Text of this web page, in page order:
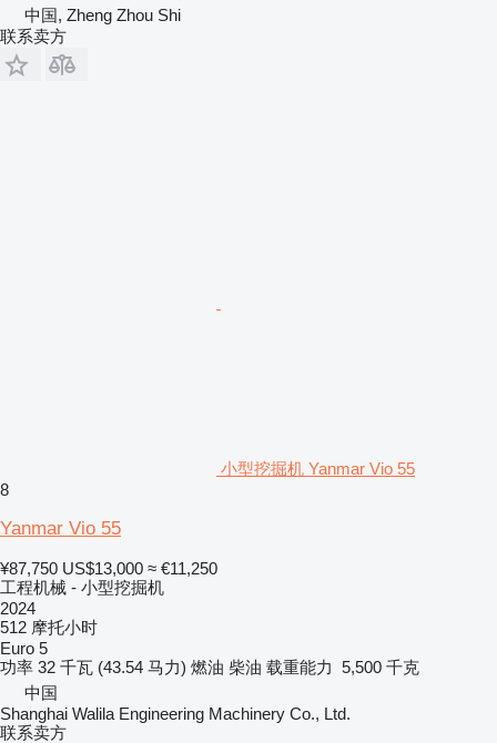
中国, Zheng Zhou Shi
联系卖方
小型挖掘机 Yanmar Vio 55
8
Yanmar Vio 55
¥87,750 US$13,000 ≈ €11,250
工程机械 - 小型挖掘机
2024
512 摩托小时
Euro 5
功率 32 千瓦 (43.54 马力) 燃油 柴油 载重能力 5,500 千克
中国
Shanghai Walila Engineering Machinery Co., Ltd.
联系卖方